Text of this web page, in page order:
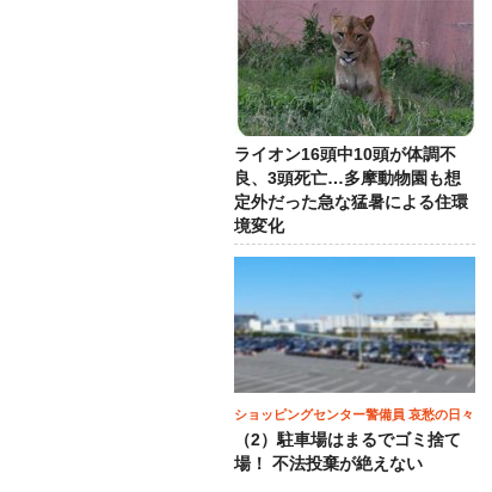
ライオン16頭中10頭が体調不
良、3頭死亡…多摩動物園も想
定外だった急な猛暑による住環
境変化
ショッピングセンター警備員 哀愁の日々
（2）駐車場はまるでゴミ捨て
場！ 不法投棄が絶えない